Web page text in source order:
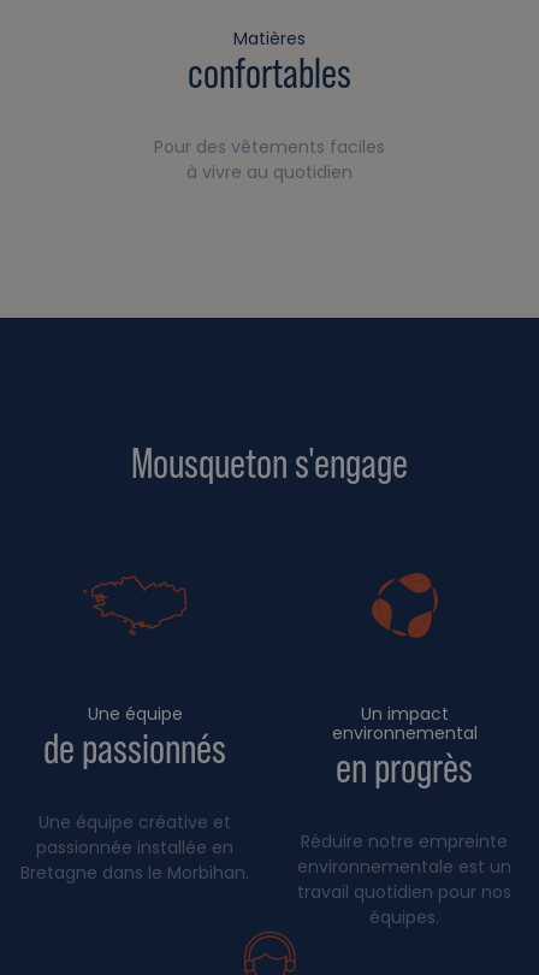
Matières
confortables
Pour des vêtements faciles
à vivre au quotidien
Mousqueton s'engage
Une équipe
de passionnés
Une équipe créative et
passionnée installée en
Bretagne dans le Morbihan.
Un impact
environnemental
en progrès
Réduire notre empreinte
environnementale est un
travail quotidien pour nos
équipes.